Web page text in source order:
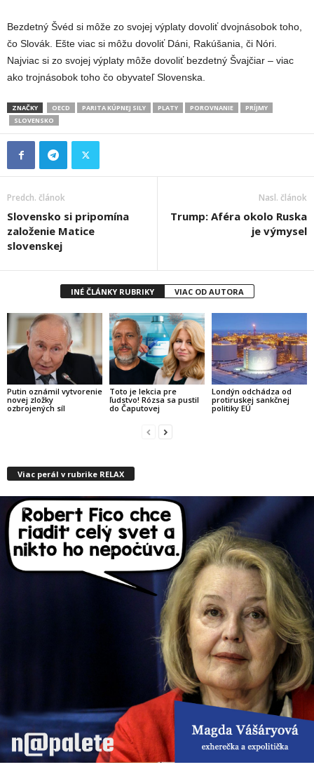
Bezdetný Švéd si môže zo svojej výplaty dovoliť dvojnásobok toho,
čo Slovák. Ešte viac si môžu dovoliť Dáni, Rakúšania, či Nóri.
Najviac si zo svojej výplaty môže dovoliť bezdetný Švajčiar – viac
ako trojnásobok toho čo obyvateľ Slovenska.
ZNAČKY OECD PARITA KÚPNEJ SILY PLATY POROVNANIE
PRÍJMY
SLOVENSKO
Predch. článok
Slovensko si pripomína
založenie Matice
slovenskej
Nasl. článok
Trump: Aféra okolo Ruska
je výmysel
INÉ ČLÁNKY RUBRIKY VIAC OD AUTORA
Putin oznámil vytvorenie
novej zložky
ozbrojených síl
Toto je lekcia pre
ľudstvo! Rózsa sa pustil
do Čaputovej
Londýn odchádza od
protiruskej sankčnej
politiky EÚ
Viac perál v rubrike RELAX